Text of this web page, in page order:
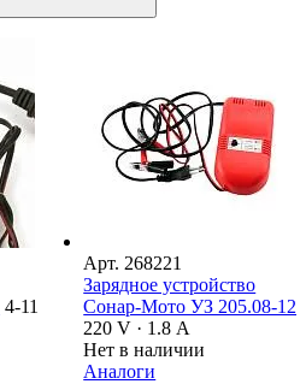
4-11
Арт. 268221
Зарядное устройство
Сонар-Мото УЗ 205.08-12
220 V · 1.8 А
Нет в наличии
Аналоги